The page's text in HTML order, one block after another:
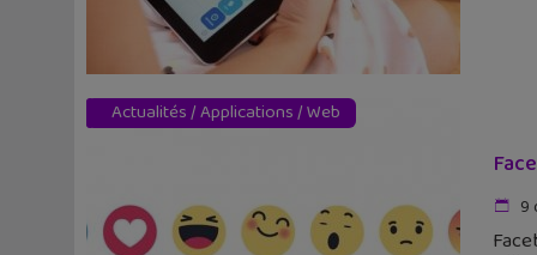
Actualités/Applications/Web
9